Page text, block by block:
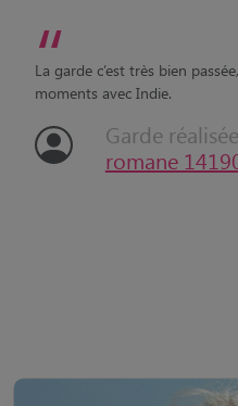
“
La garde c’est très bien
moments avec Indie.
Garde
romane